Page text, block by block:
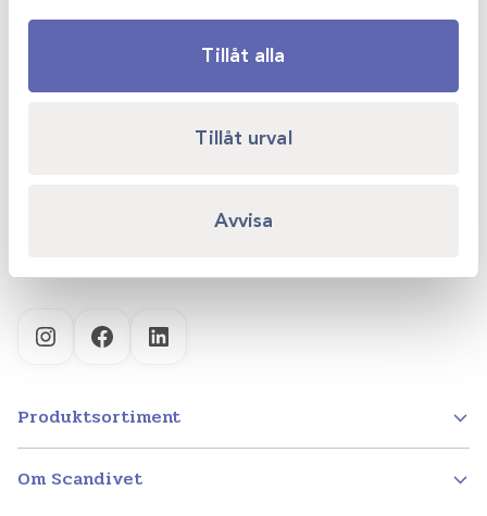
Tillåt alla
Tillåt urval
Avvisa
Scandivet AB
InstagramFacebookLinkedIn
Produktsortiment
Om Scandivet